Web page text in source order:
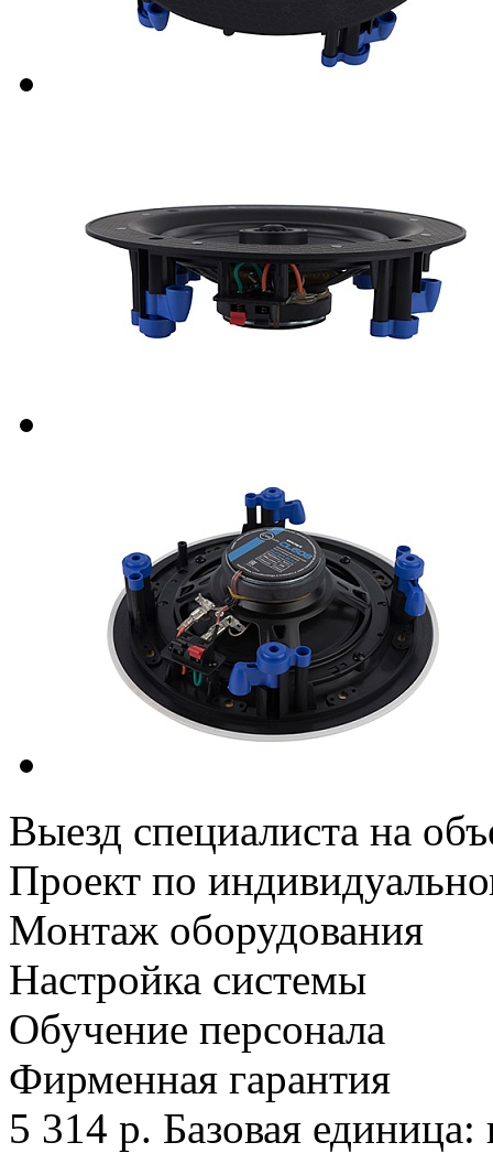
Выезд специалиста на
Проект по
Монтаж оборудования
Настройка системы
Обучение персонала
Фирменная гарантия
5 314 р. Базовая единица: